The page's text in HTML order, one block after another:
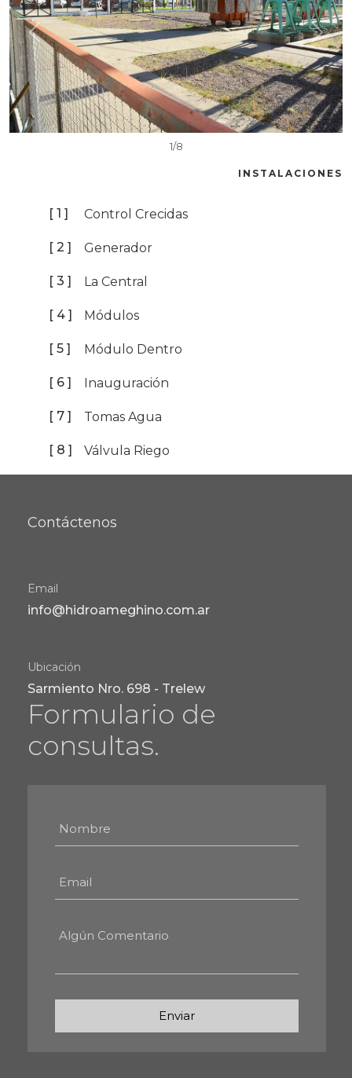
1/8
INSTALACIONES
[ 1 ] Control Crecidas
[ 2 ] Generador
[ 3 ] La Central
[ 4 ] Módulos
[ 5 ] Módulo Dentro
[ 6 ] Inauguración
[ 7 ] Tomas Agua
[ 8 ] Válvula Riego
Contáctenos
Email
info@hidroameghino.com.ar
Ubicación
Sarmiento Nro. 698 - Trelew
Formulario de
consultas.
Enviar